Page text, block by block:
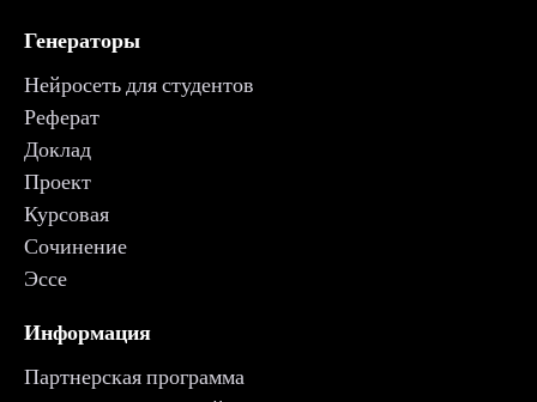
Генераторы
Нейросеть для студентов
Реферат
Доклад
Проект
Курсовая
Сочинение
Эссе
Информация
Партнерская программа